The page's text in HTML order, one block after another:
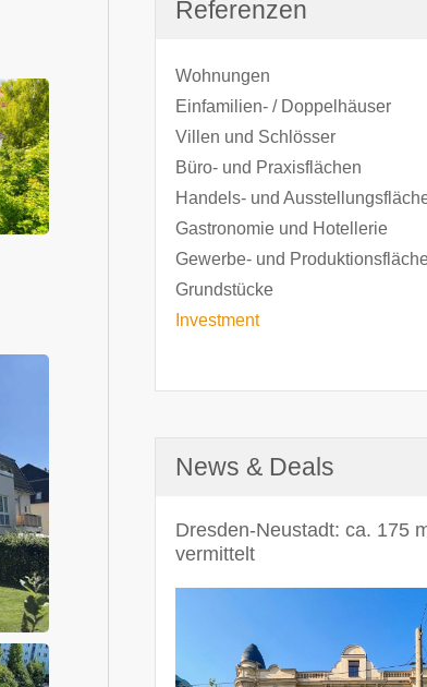
Referenzen
Wohnungen
Einfamilien- / Doppelhäuser
Villen und Schlösser
Büro- und Praxisflächen
Handels- und
Gastronomie und Hotellerie
Gewerbe- und
Grundstücke
Investment
News & Deals
Dresden-Neustadt: ca. 175
vermittelt